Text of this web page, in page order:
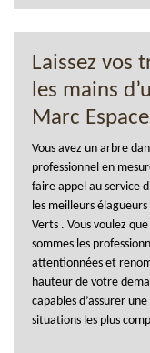
Laissez vos
les mains
Marc
Vous avez un arbre
professionnel en
faire appel au service
les meilleurs
Verts . Vous voulez
sommes les
attentionnées et
hauteur de votre
capables d’assurer
situations les plus